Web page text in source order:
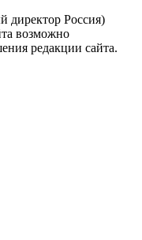
директор Россия)
возможно
редакции сайта.